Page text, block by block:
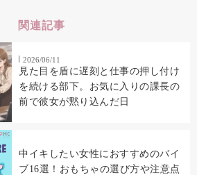
関連記事
2026/06/11
見た目を盾に遅刻と仕事の押し付け
を続ける部下。お気に入りの課長の
前で彼女が黙り込んだ日
中イキしたい女性におすすめのバイ
ブ16選！おもちゃの選び方や注意点